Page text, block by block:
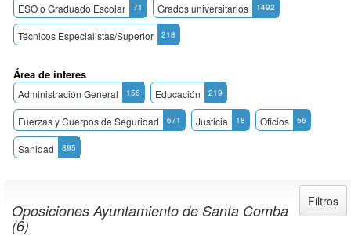
ESO o Graduado Escolar 71 Grados universitarios 1492
Técnicos Especialistas/Superior 218
Área de interes
Administración General 156 Educación 219
Fuerzas y Cuerpos de Seguridad 671 Justicia 18 Oficios 56
Sanidad 895
Oposiciones Ayuntamiento de Santa Comba
(6)
Filtros